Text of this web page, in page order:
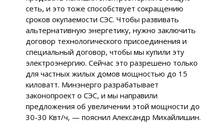
сеть, и это тоже способствует сокращению
сроков окупаемости СЭС. Чтобы развивать
альтернативную энергетику, нужно заключить
договор технологического присоединения и
специальный договор, чтобы мы купили эту
электроэнергию. Сейчас это разрешено только
для частных жилых домов мощностью до 15
киловатт. Минэнерго разрабатывает
законопроект о СЭС, и мы направили
предложения об увеличении этой мощности до
30-30 Квт/ч, — пояснил Александр Михайлишин.